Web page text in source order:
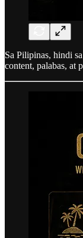
Sa Pilipinas, hindi
content, palabas, at